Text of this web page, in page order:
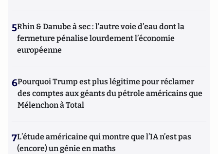
5Rhin & Danube à sec : l’autre voie d’eau dont la
fermeture pénalise lourdement l’économie
européenne
6Pourquoi Trump est plus légitime pour réclamer
des comptes aux géants du pétrole américains que
Mélenchon à Total
7L’étude américaine qui montre que l’IA n’est pas
(encore) un génie en maths